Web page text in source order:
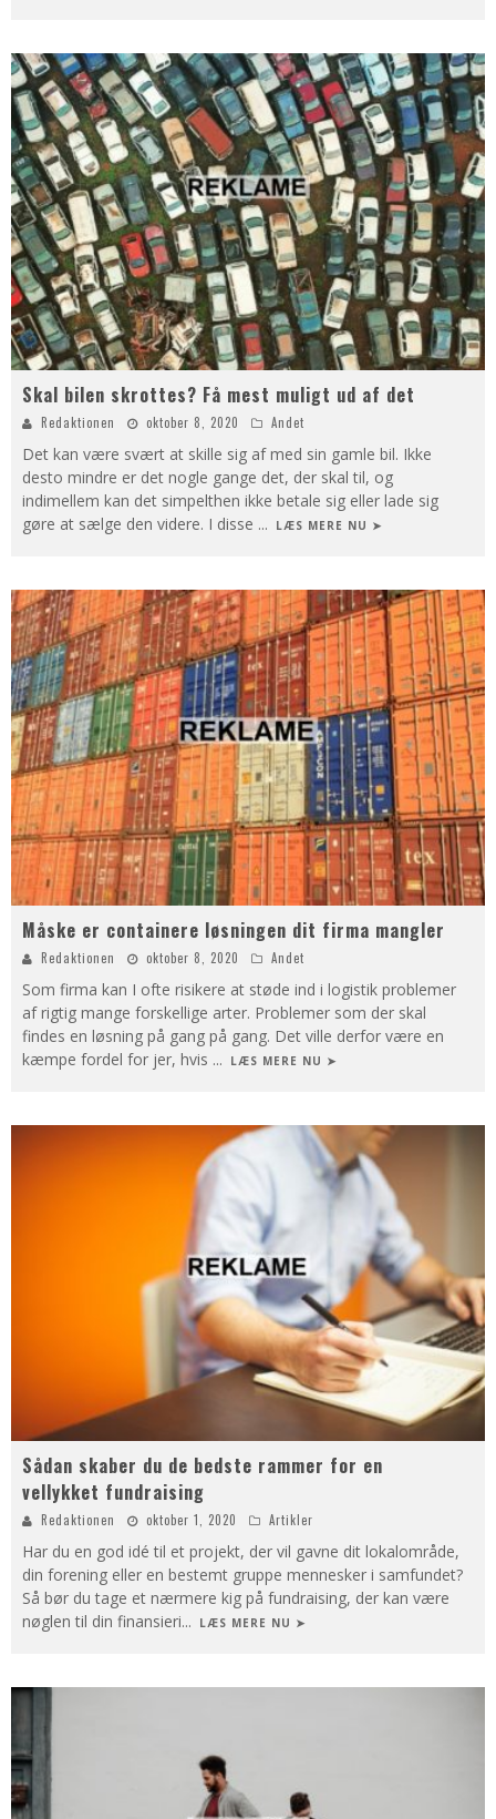
Skal bilen skrottes? Få mest muligt ud af det
Redaktionen oktober 8, 2020 Andet
Det kan være svært at skille sig af med sin gamle bil. Ikke
desto mindre er det nogle gange det, der skal til, og
indimellem kan det simpelthen ikke betale sig eller lade sig
gøre at sælge den videre. I disse ... LÆS MERE NU ➤
Måske er containere løsningen dit firma mangler
Redaktionen oktober 8, 2020 Andet
Som firma kan I ofte risikere at støde ind i logistik problemer
af rigtig mange forskellige arter. Problemer som der skal
findes en løsning på gang på gang. Det ville derfor være en
kæmpe fordel for jer, hvis ... LÆS MERE NU ➤
Sådan skaber du de bedste rammer for en
vellykket fundraising
Redaktionen oktober 1, 2020 Artikler
Har du en god idé til et projekt, der vil gavne dit lokalområde,
din forening eller en bestemt gruppe mennesker i samfundet?
Så bør du tage et nærmere kig på fundraising, der kan være
nøglen til din finansieri... LÆS MERE NU ➤